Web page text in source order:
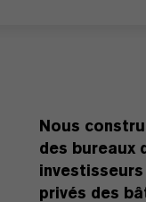
Nous
des bureaux
privés des